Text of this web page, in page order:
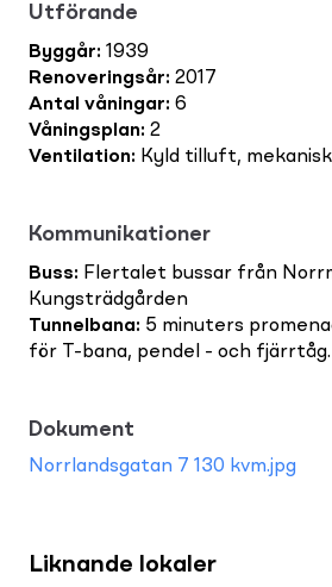
Utförande
Byggår: 1939
Renoveringsår: 2017
Antal våningar: 6
Våningsplan: 2
Ventilation: Kyld tilluft,
Kommunikationer
Buss: Flertalet bussar från
Kungsträdgården
Tunnelbana: 5 minuters
för T-bana, pendel - och fjärrtåg.
Dokument
Norrlandsgatan 7 130 kvm.jpg
Liknande lokaler